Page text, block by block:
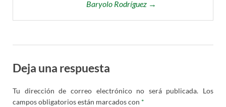
Baryolo Rodríguez →
Deja una respuesta
Tu dirección de correo electrónico no será publicada. Los
campos obligatorios están marcados con *